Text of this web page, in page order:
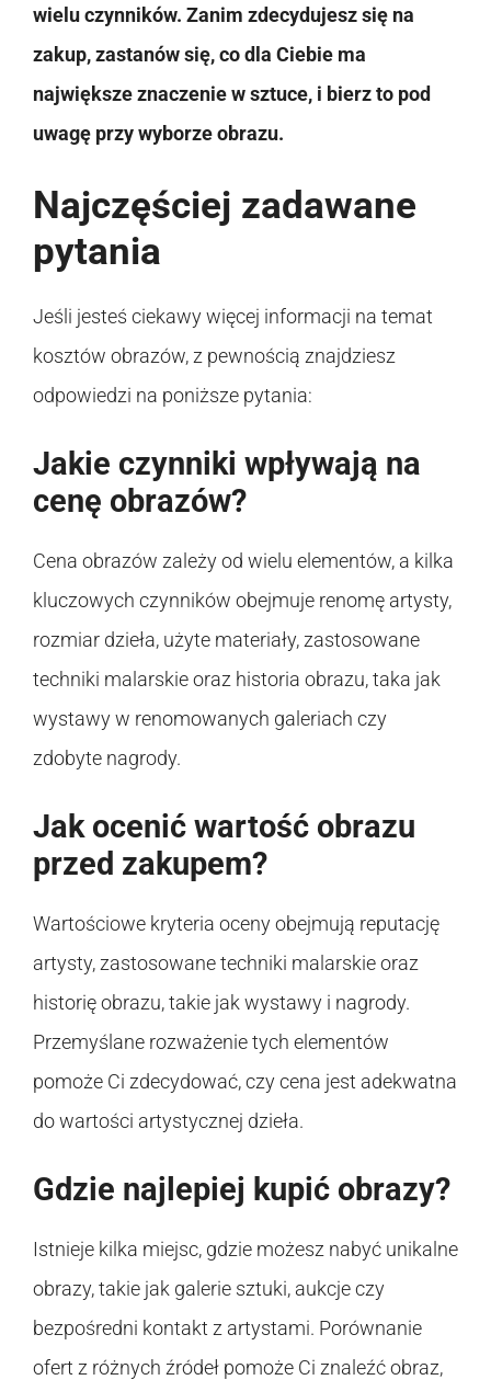
wielu czynników. Zanim zdecydujesz się na
zakup, zastanów się, co dla Ciebie ma
największe znaczenie w sztuce, i bierz to pod
uwagę przy wyborze obrazu.
Najczęściej zadawane
pytania
Jeśli jesteś ciekawy więcej informacji na temat
kosztów obrazów, z pewnością znajdziesz
odpowiedzi na poniższe pytania:
Jakie czynniki wpływają na
cenę obrazów?
Cena obrazów zależy od wielu elementów, a kilka
kluczowych czynników obejmuje renomę artysty,
rozmiar dzieła, użyte materiały, zastosowane
techniki malarskie oraz historia obrazu, taka jak
wystawy w renomowanych galeriach czy
zdobyte nagrody.
Jak ocenić wartość obrazu
przed zakupem?
Wartościowe kryteria oceny obejmują reputację
artysty, zastosowane techniki malarskie oraz
historię obrazu, takie jak wystawy i nagrody.
Przemyślane rozważenie tych elementów
pomoże Ci zdecydować, czy cena jest adekwatna
do wartości artystycznej dzieła.
Gdzie najlepiej kupić obrazy?
Istnieje kilka miejsc, gdzie możesz nabyć unikalne
obrazy, takie jak galerie sztuki, aukcje czy
bezpośredni kontakt z artystami. Porównanie
ofert z różnych źródeł pomoże Ci znaleźć obraz,